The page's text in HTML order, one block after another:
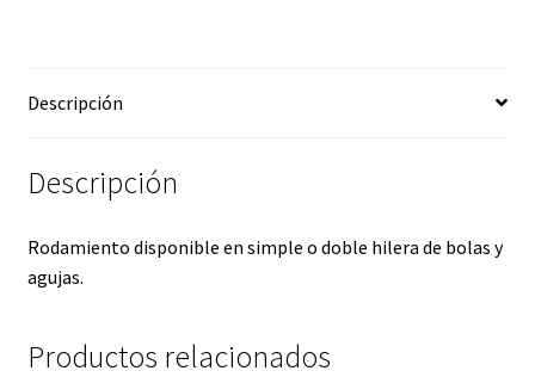
Descripción
Descripción
Rodamiento disponible en simple o doble hilera de bolas y
agujas.
Productos relacionados